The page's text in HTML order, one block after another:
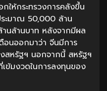
ให้กระทรวงการคลังขึ้น
ะมาณ 50,000 ล้าน
านล้านบาท หลังจากมีผล
อนออกมาว่า จีนมีการ
หรัฐฯ นอกจากนี้ สหรัฐฯ
เข้มงวดในการลงทุนของ